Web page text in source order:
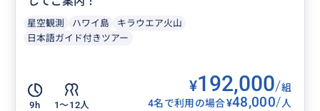
星空観測 ハワイ島
キラウエア火山
日本語ガイド付きツアー
9h 1〜12人
¥192,000/組
4名で利用の場合¥48,000/人